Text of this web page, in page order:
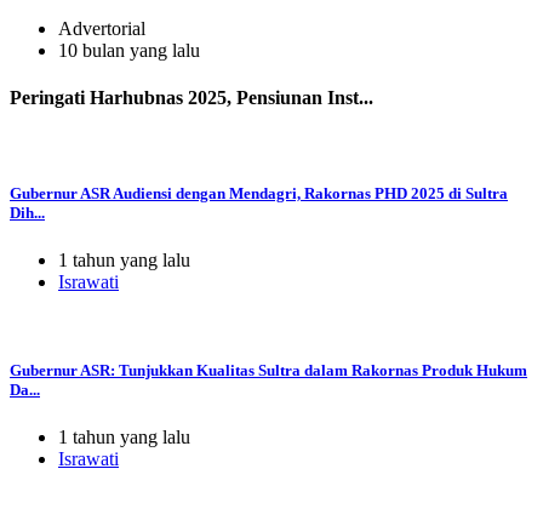
Advertorial
10 bulan yang lalu
Peringati Harhubnas 2025, Pensiunan Inst...
Gubernur ASR Audiensi dengan Mendagri, Rakornas PHD 2025 di Sultra
Dih...
1 tahun yang lalu
Israwati
Gubernur ASR: Tunjukkan Kualitas Sultra dalam Rakornas Produk Hukum
Da...
1 tahun yang lalu
Israwati